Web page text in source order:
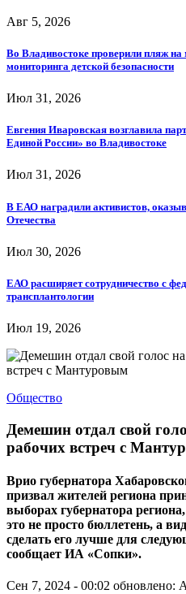
Авг 5, 2026
Во Владивостоке проверили пляж
мониторинга детской безопасности
Июл 31, 2026
Евгения Иваровская возглавила
Единой России» во Владивостоке
Июл 31, 2026
В ЕАО наградили активистов,
Отечества
Июл 30, 2026
ЕАО расширяет сотрудничество с
трансплантологии
Июл 19, 2026
Общество
Демешин отдал свой
рабочих встреч с
Врио губернатора
призвал жителей региона
выборах губернатора
это не просто бюллетень, а
сделать его лучше для
сообщает ИА «Сопки».
Сен 7, 2024 - 00:02 обновлено: